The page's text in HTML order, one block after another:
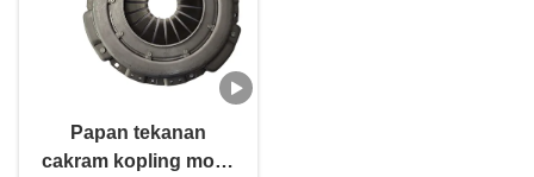
Papan tekanan
cakram kopling mobil